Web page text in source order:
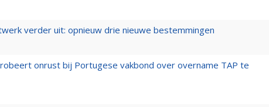
verder uit: opnieuw drie nieuwe bestemmingen
onrust bij Portugese vakbond over overname TAP te